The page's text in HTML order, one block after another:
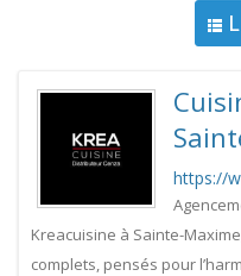
https://
Kreacuisine à Sainte-
complets, pensés pour